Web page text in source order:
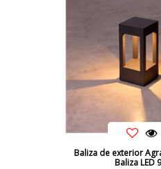
Baliza de exterior
Baliza LED